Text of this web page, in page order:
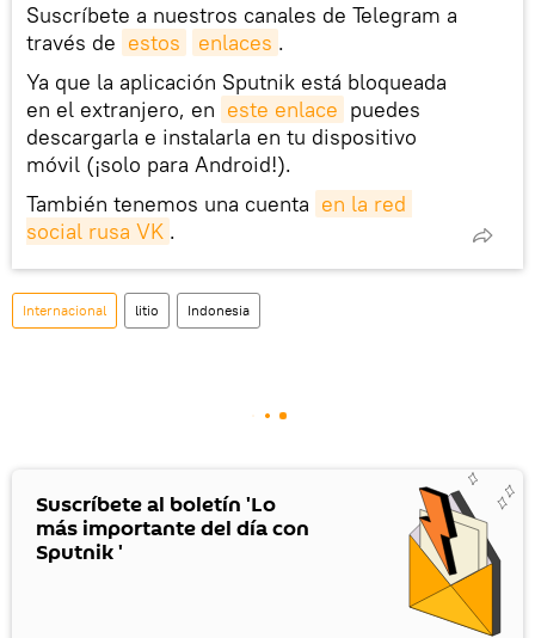
Suscríbete a nuestros canales de Telegram a
través de estos enlaces .
Ya que la aplicación Sputnik está bloqueada
en el extranjero, en este enlace puedes
descargarla e instalarla en tu dispositivo
móvil (¡solo para Android!).
También tenemos una cuenta en la red
social rusa VK .
Internacional litio Indonesia
Suscríbete al boletín 'Lo
más importante del día con
Sputnik '